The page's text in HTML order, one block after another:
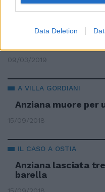
Data Deletion
Falciata da un'auto
marciapiede.
09/03/2019
A VILLA GORDIANI
Anziana muore per
15/09/2018
IL CASO A OSTIA
Anziana lasciata
barella